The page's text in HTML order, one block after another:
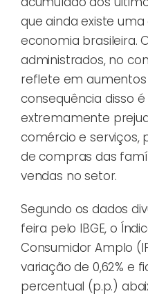
que ainda existe
economia brasileira.
administrados, no
reflete em aumentos
consequência disso
extremamente
comércio e serviços,
de compras das
vendas no setor.
Segundo os dados
feira pelo IBGE, o
Consumidor Amplo
variação de 0,62% e
percentual (p.p.)